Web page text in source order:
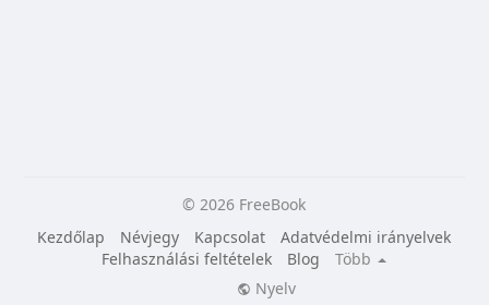
© 2026 FreeBook
Kezdőlap
Névjegy Kapcsolat
Adatvédelmi irányelvek
Felhasználási feltételek
Blog
Több
Nyelv